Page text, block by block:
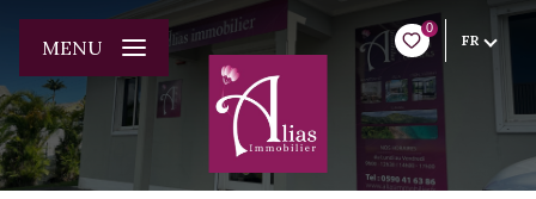
0
FR
MENU